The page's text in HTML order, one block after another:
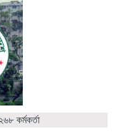
কর্মকর্তা